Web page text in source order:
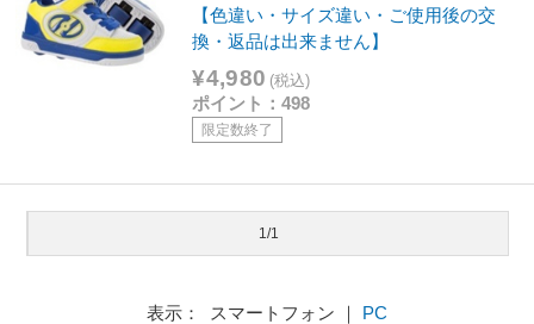
【色違い・サイズ違い・ご使用後の交
換・返品は出来ません】
¥4,980 (税込)
ポイント：498
限定数終了
1/1
表示： スマートフォン ｜ PC